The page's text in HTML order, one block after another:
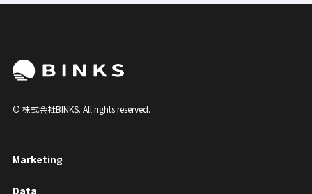
© 株式会社BINKS. All rights reserved.
Marketing
Data